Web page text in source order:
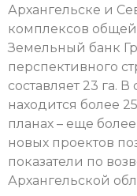
Архангельске и
комплексов
Земельный банк
перспективного
составляет 23 га.
находится более
планах – еще
новых проектов
показатели по
Архангельской